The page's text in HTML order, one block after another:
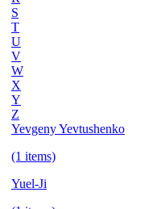
S
T
U
V
W
X
Y
Z
Yevgeny Yevtushenko
(1 items)
Yuel-Ji